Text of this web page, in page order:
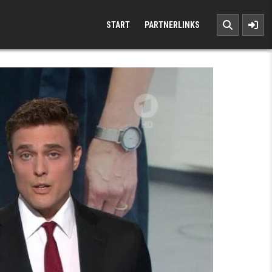
START PARTNERLINKS